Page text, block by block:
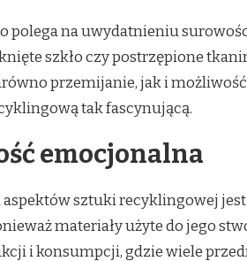
polega na uwydatnieniu
szkło czy postrzępione
przemijanie, jak i
tak fascynującą.
emocjonalna
sztuki recyklingowej
materiały użyte do jego
i konsumpcji, gdzie wiele